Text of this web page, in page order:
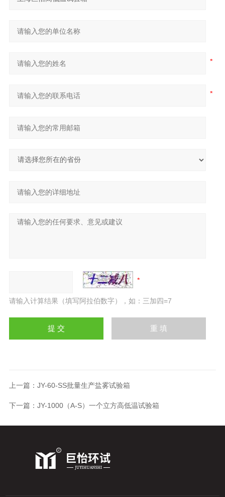
请输入计算结果（填写阿拉伯数字），如：三加四=7
上一篇： JY-60-SS批量生产盐雾试验箱
下一篇： JY-1000（A-S）一个立方高低温试验箱